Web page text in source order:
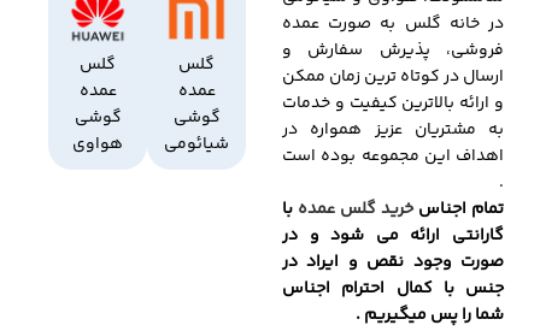
در خانه گلس به صورت عمده
فروشی، پذیرش سفارش و
ارسال در کوتاه ترین زمان ممکن
و ارائه بالاترین کیفیت و خدمات
به مشتریان عزیز همواره در
اهداف این مجموعه بوده است
.
تمام اجناسخرید گلس عمده با
گارانتی ارائه می شود و در
صورت وجود نقص و ایراد در
جنس با کمال احترام اجناس
شما را پس میگیریم .
گلس
عمده
گوشی
شیائومی
گلس
عمده
گوشی
هواوی